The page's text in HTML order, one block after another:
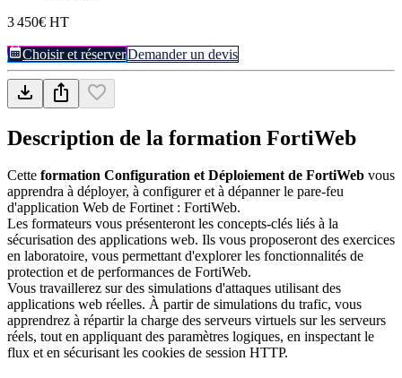
3 450€ HT
Choisir et réserverDemander un devis
Description de la formation FortiWeb
Cette formation Configuration et Déploiement de FortiWeb vous
apprendra à déployer, à configurer et à dépanner le pare-feu
d'application Web de Fortinet : FortiWeb.
Les formateurs vous présenteront les concepts-clés liés à la
sécurisation des applications web. Ils vous proposeront des exercices
en laboratoire, vous permettant d'explorer les fonctionnalités de
protection et de performances de FortiWeb.
Vous travaillerez sur des simulations d'attaques utilisant des
applications web réelles. À partir de simulations du trafic, vous
apprendrez à répartir la charge des serveurs virtuels sur les serveurs
réels, tout en appliquant des paramètres logiques, en inspectant le
flux et en sécurisant les cookies de session HTTP.